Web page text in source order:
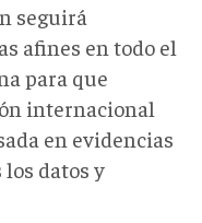
seguirá
afines en todo el
para que
internacional
en evidencias
los datos y